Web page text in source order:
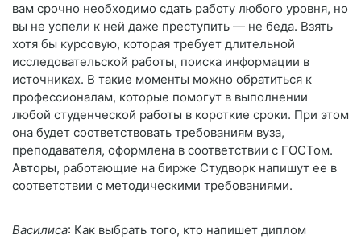
вам срочно необходимо сдать работу любого уровня, но
вы не успели к ней даже преступить — не беда. Взять
хотя бы курсовую, которая требует длительной
исследовательской работы, поиска информации в
источниках. В такие моменты можно обратиться к
профессионалам, которые помогут в выполнении
любой студенческой работы в короткие сроки. При этом
она будет соответствовать требованиям вуза,
преподавателя, оформлена в соответствии с ГОСТом.
Авторы, работающие на бирже Студворк напишут ее в
соответствии с методическими требованиями.
Василиса: Как выбрать того, кто напишет диплом